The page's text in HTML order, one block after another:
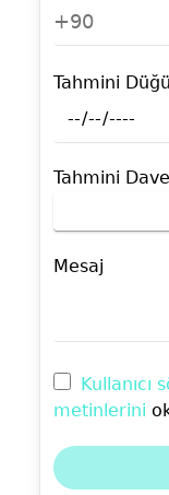
+90
Tahmini
Tahmini
Mesaj
Kullanıcı
metinlerini